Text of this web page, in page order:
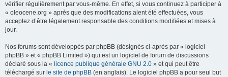
vérifier régulièrement par vous-même. En effet, si vous continuez à participer à
« oleocene.org » après que des modifications aient été effectuées, vous
acceptez d’être légalement responsable des conditions modifiées et mises à
jour.
Nos forums sont développés par phpBB (désignés ci-après par « logiciel
phpBB » et « phpBB Limited ») qui est un logiciel de forum de discussions
déclaré sous la « licence publique générale GNU 2.0 » et qui peut être
téléchargé sur le site de phpBB (en anglais). Le logiciel phpBB a pour seul but